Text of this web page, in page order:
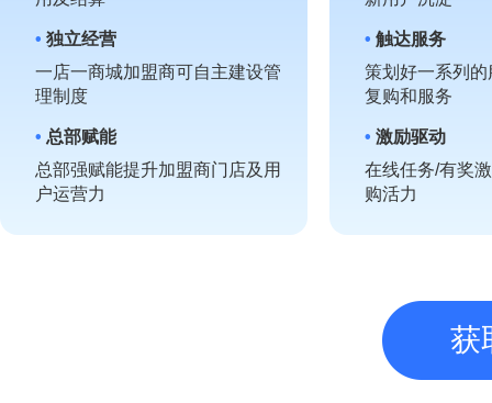
• 独立经营
一店一商城加盟商可自主建设管
理制度
• 总部赋能
总部强赋能提升加盟商门店及用
户运营力
• 触达服务
策划好一系列
复购和服务
• 激励驱动
在线任务/有奖
购活力
获